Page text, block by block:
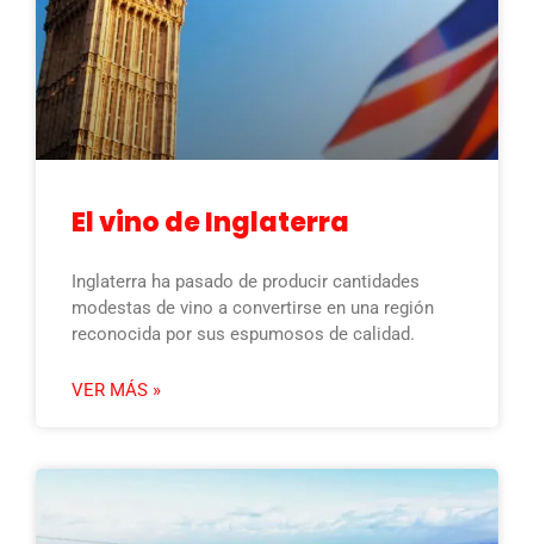
El vino de Inglaterra
Inglaterra ha pasado de producir cantidades
modestas de vino a convertirse en una región
reconocida por sus espumosos de calidad.
VER MÁS »